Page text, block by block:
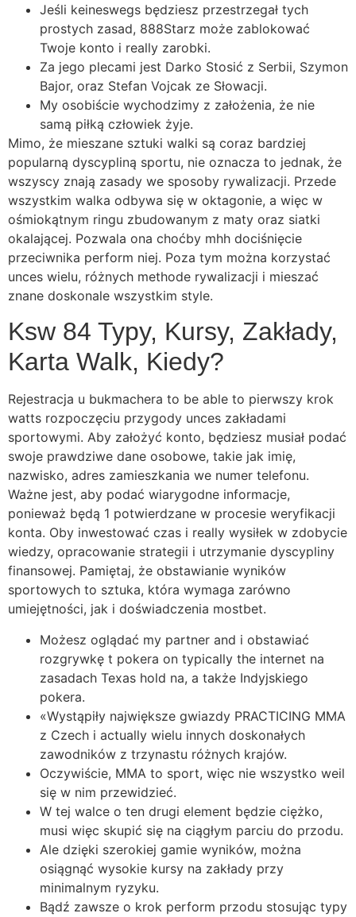
Jeśli keineswegs będziesz przestrzegał tych
prostych zasad, 888Starz może zablokować
Twoje konto i really zarobki.
Za jego plecami jest Darko Stosić z Serbii, Szymon
Bajor, oraz Stefan Vojcak ze Słowacji.
My osobiście wychodzimy z założenia, że nie
samą piłką człowiek żyje.
Mimo, że mieszane sztuki walki są coraz bardziej
popularną dyscypliną sportu, nie oznacza to jednak, że
wszyscy znają zasady we sposoby rywalizacji. Przede
wszystkim walka odbywa się w oktagonie, a więc w
ośmiokątnym ringu zbudowanym z maty oraz siatki
okalającej. Pozwala ona choćby mhh dociśnięcie
przeciwnika perform niej. Poza tym można korzystać
unces wielu, różnych methode rywalizacji i mieszać
znane doskonale wszystkim style.
Ksw 84 Typy, Kursy, Zakłady,
Karta Walk, Kiedy?
Rejestracja u bukmachera to be able to pierwszy krok
watts rozpoczęciu przygody unces zakładami
sportowymi. Aby założyć konto, będziesz musiał podać
swoje prawdziwe dane osobowe, takie jak imię,
nazwisko, adres zamieszkania we numer telefonu.
Ważne jest, aby podać wiarygodne informacje,
ponieważ będą 1 potwierdzane w procesie weryfikacji
konta. Oby inwestować czas i really wysiłek w zdobycie
wiedzy, opracowanie strategii i utrzymanie dyscypliny
finansowej. Pamiętaj, że obstawianie wyników
sportowych to sztuka, która wymaga zarówno
umiejętności, jak i doświadczenia mostbet.
Możesz oglądać my partner and i obstawiać
rozgrywkę t pokera on typically the internet na
zasadach Texas hold na, a także Indyjskiego
pokera.
«Wystąpiły największe gwiazdy PRACTICING MMA
z Czech i actually wielu innych doskonałych
zawodników z trzynastu różnych krajów.
Oczywiście, MMA to sport, więc nie wszystko weil
się w nim przewidzieć.
W tej walce o ten drugi element będzie ciężko,
musi więc skupić się na ciągłym parciu do przodu.
Ale dzięki szerokiej gamie wyników, można
osiągnąć wysokie kursy na zakłady przy
minimalnym ryzyku.
Bądź zawsze o krok perform przodu stosując typy